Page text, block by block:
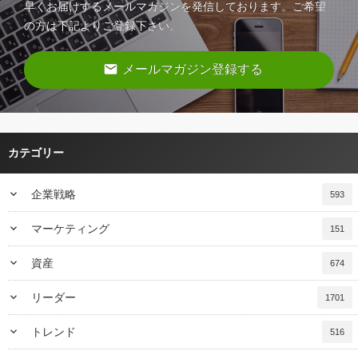
早くお届けするメールマガジンを発信しております。ご希望
の方は下記よりご登録下さい。
email メールマガジン登録する
カテゴリー
keyboard_arrow_down 企業戦略 593
keyboard_arrow_down マーケティング 151
keyboard_arrow_down 資産 674
keyboard_arrow_down リーダー 1701
keyboard_arrow_down トレンド 516